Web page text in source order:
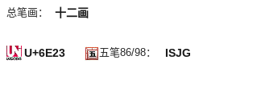
总笔画： 十二画
U+6E23 五笔86/98：
ISJG